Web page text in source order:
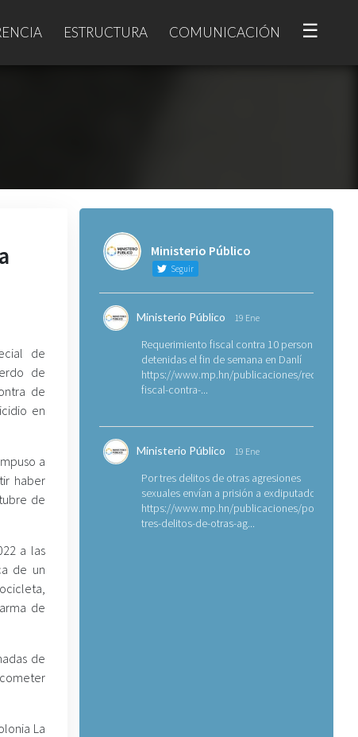
ESTRUCTURA COMUNICACIÓN ☰
de
de
de
en
a
haber
de
a las
de un
de
de
La
Ministerio Público
Seguir
Ministerio Público 19 Ene
Requerimiento fiscal contra 10 personas
detenidas el fin de semana en Danlí
https://www.mp.hn/publicaciones/
fiscal-contra-...
Ministerio Público 19 Ene
Por tres delitos de otras agresiones
sexuales envían a prisión a exdiputado
https://www.mp.hn/publicaciones/por-
tres-delitos-de-otras-ag...